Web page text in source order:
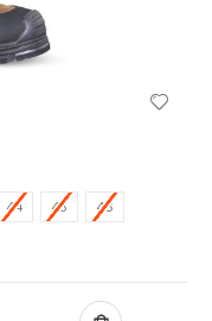
44 45
46